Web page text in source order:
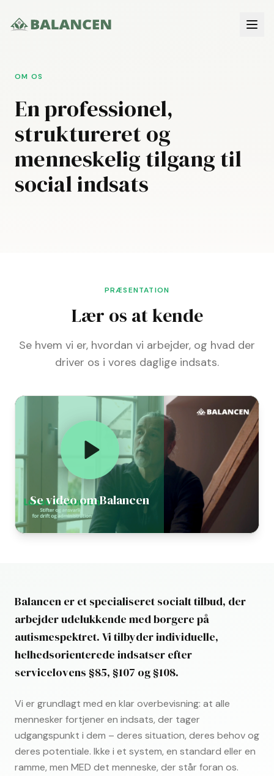
OM OS
En professionel,
struktureret og
menneskelig tilgang til
social indsats
PRÆSENTATION
Lær os at kende
Se hvem vi er, hvordan vi arbejder, og hvad der
driver os i vores daglige indsats.
Se video om Balancen
Balancen er et specialiseret socialt tilbud, der
arbejder udelukkende med borgere på
autismespektret. Vi tilbyder individuelle,
helhedsorienterede indsatser efter
servicelovens §85, §107 og §108.
Vi er grundlagt med en klar overbevisning: at alle
mennesker fortjener en indsats, der tager
udgangspunkt i dem – deres situation, deres behov og
deres potentiale. Ikke i et system, en standard eller en
ramme, men MED det menneske, der står foran os.